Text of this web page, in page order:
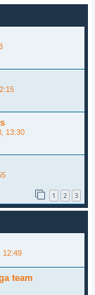
13:30
1 2 3
12:49
team